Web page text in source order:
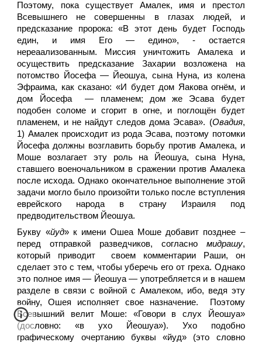
Поэтому, пока существует Амалек, имя и престол
Всевышнего не совершенны в глазах людей, и
предсказание пророка: «В этот день будет Господь
един, и имя Его — едино», - остается
нереаализованным. Миссия уничтожить Амалека и
осуществить предсказание Захарии возложена на
потомство Йосефа — Йеошуа, сына Нуна, из колена
Эфраима, как сказано: «И будет дом Яакова огнём, и
дом Йосефа — пламенем; дом же Эсава будет
подобен соломе и сгорит в огне, и поглощён будет
пламенем, и не найдут следов дома Эсава». (Овадия,
1) Амалек происходит из рода Эсава, поэтому потомки
Йосефа должны возглавить борьбу против Амалека, и
Моше возлагает эту роль на Йеошуа, сына Нуна,
ставшего военочальником в сражении против Амалека
после исхода. Однако окончательное выполнение этой
задачи могло было произойти только после вступления
еврейского народа в страну Израиля под
предводительством Йеошуа.
Букву «йуд» к имени Ошеа Моше добавит позднее –
перед отправкой разведчиков, согласно мидрашу,
который приводит своем комментарии Раши, он
сделает это с тем, чтобы уберечь его от греха. Однако
это полное имя — Йеошуа — употребляется и в нашем
разделе в связи с войной с Амалеком, ибо, ведя эту
войну, Ошея исполняет свое назначение. Поэтому
Всевышний велит Моше: «Говори в слух Йеошуа»
(дословно: «в ухо Йеошуа»). Ухо подобно
графическому очертанию буквы «йуд» (это словно